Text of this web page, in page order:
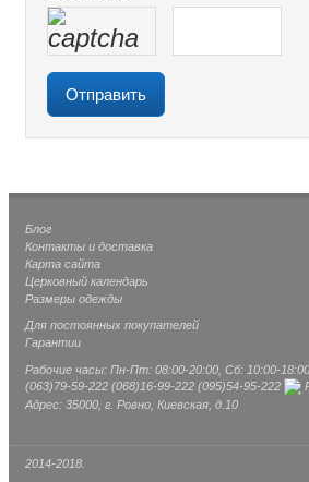
Блог
Контакты и доставка
Карта сайта
Церковный календарь
Размеры одежды
Для постоянных покупателей
Гарантии
Рабочие часы: Пн-Пт: 08:00-20:00, Сб: 10:00-18:00
(063)79-59-222 (068) 16-99-222 (095)54-95-222
Адрес: 35000, г. Ровно, Киевская, д.10
2014-2018.